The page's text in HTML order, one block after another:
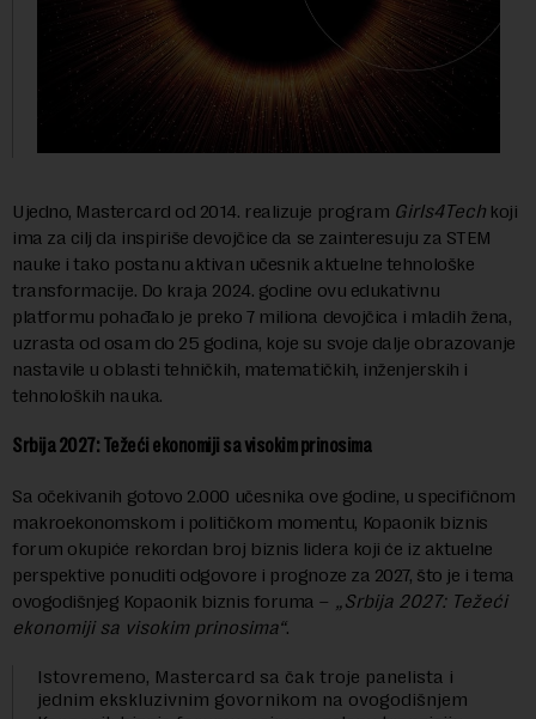
Ujedno, Mastercard od 2014. realizuje program Girls4Techkoji
ima za cilj da inspiriše devojčice da se zainteresuju za STEM
nauke i tako postanu aktivan učesnik aktuelne tehnološke
transformacije. Do kraja 2024. godine ovu edukativnu
platformu pohađalo je preko 7 miliona devojčica i mladih žena,
uzrasta od osam do 25 godina, koje su svoje dalje obrazovanje
nastavile u oblasti tehničkih, matematičkih, inženjerskih i
tehnoloških nauka.
Srbija 2027: Težeći ekonomiji sa visokim prinosima
Sa očekivanih gotovo 2.000 učesnika ove godine, u specifičnom
makroekonomskom i političkom momentu, Kopaonik biznis
forum okupiće rekordan broj biznis lidera koji će iz aktuelne
perspektive ponuditi odgovore i prognoze za 2027, što je i tema
ovogodišnjeg Kopaonik biznis foruma – „Srbija 2027: Težeći
ekonomiji sa visokim prinosima“.
Istovremeno, Mastercard sa čak troje panelista i
jednim ekskluzivnim govornikom na ovogodišnjem